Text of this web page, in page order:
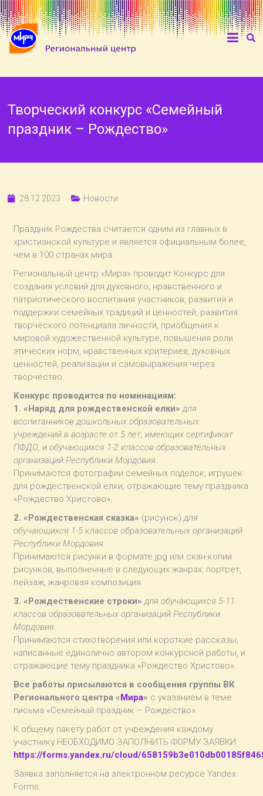
Творческий конкурс «Семейный
праздник – Рождество»
28.12.2023 Новости
Праздник Рождества считается одним из главных в
христианской культуре и является официальным более,
чем в 100 странах мира.
Региональный центр «Мира» проводит Конкурс для
создания условий для духовного, нравственного и
патриотического воспитания участников, развития и
поддержки семейных традиций и ценностей, развития
творческого потенциала личности, приобщения к
мировой художественной культуре, повышения роли
этических норм, нравственных критериев, духовных
ценностей, реализации и самовыражения через
творчество.
Конкурс проводится по номинациям:
1. «Наряд для рождественской елки» для
воспитанников дошкольных образовательных
учреждений в возрасте от 5 лет, имеющих сертификат
ПФДО, и обучающихся 1-2 классов образовательных
организаций Республики Мордовия.
Принимаются фотографии семейных поделок, игрушек
для рождественской елки, отражающие тему праздника
«Рождество Христово».
2. «Рождественская сказка» (рисунок)для
обучающихся 1-5 классов образовательных организаций
Республики Мордовия.
Принимаются рисунки в формате jpg или скан-копии
рисунков, выполненные в следующих жанрах: портрет,
пейзаж, жанровая композиция.
3. «Рождественские строки» для обучающихся 5-11
классов образовательных организаций Республики
Мордовия.
Принимаются стихотворения или короткие рассказы,
написанные единолично автором конкурсной работы, и
отражающие тему праздника «Рождество Христово».
Все работы присылаются в сообщения группы ВК
Регионального центра «Мира» с указанием в теме
письма «Семейный праздник – Рождество».
К общему пакету работ от учреждения каждому
участнику НЕОБХОДИМО ЗАПОЛНИТЬ ФОРМУ ЗАЯВКИ
https://forms.yandex.ru/cloud/
Заявка заполняется на электронном ресурсе Yandex
Forms.